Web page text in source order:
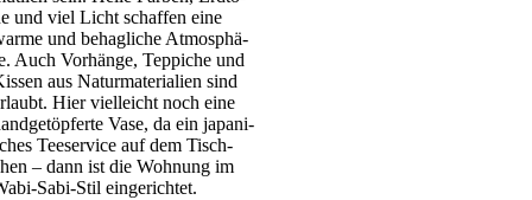
und viel Licht schaf­fen eine
und behag­li­che Atmo­sphä­
Auch Vor­hän­ge, Tep­pi­che und
aus Natur­ma­te­ria­li­en sind
Hier viel­leicht noch eine
Vase, da ein japa­ni­
Tee­ser­vice auf dem Tisch­
– dann ist die Woh­nung im
Sabi-Stil ein­ge­rich­tet.